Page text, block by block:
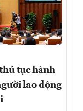
tục hành
lao động